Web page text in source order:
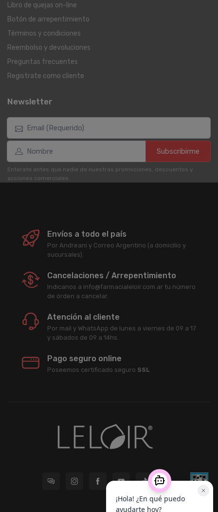
Libro de quejas on-line
Botón de arrepentimiento
Términos y condiciones
Reembolso y devoluciones
Preguntas frecuentes
Registrate como cliente
Newsletter
Subscribirme
Enterate antes que nadie de nuestras promociones, descuentos y
acciones comerciales.
Envíos a todo el país
Por Andreani y Correo Argentino (a domicilio y
sucursales).
Cancelaciones / Arrepentimiento
Indicanos a info@farmacialeloir.com.ar tu número
de órden a cancelar.
Atención al cliente
Por mail y WhatsApp de lunes a viernes de 09 a 17
y sábados de 09 a 14hs.
Pago seguro online
Poseemos certificado seguro SSL